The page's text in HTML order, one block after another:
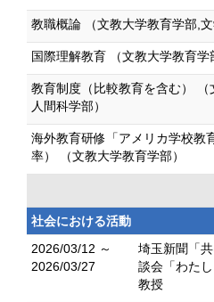
教職概論 （文教大学教育学部,文
国際理解教育 （文教大学教育学
教育制度（比較教育を含む） （
人間科学部）
海外教育研修「アメリカ学校教
率） （文教大学教育学部）
社会における活動
2026/03/12 ～
2026/03/27
埼玉新聞「
談会「わた
教授